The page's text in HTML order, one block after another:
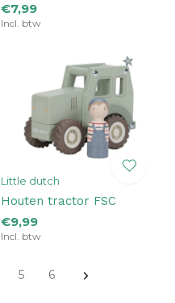
€7,99
Incl. btw
Little dutch
Houten tractor FSC
€9,99
Incl. btw
5 6